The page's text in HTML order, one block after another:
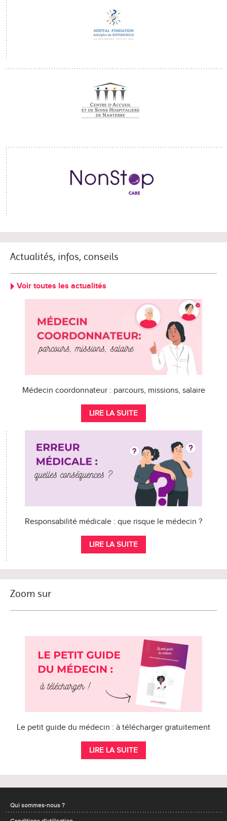
Actualités, infos, conseils
Voir toutes les actualités
Médecin coordonnateur : parcours, missions, salaire
LIRE LA SUITE
Responsabilité médicale : que risque le médecin ?
LIRE LA SUITE
Zoom sur
Le petit guide du médecin : à télécharger gratuitement
LIRE LA SUITE
Qui sommes-nous ?